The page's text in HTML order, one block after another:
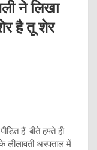
ने लिखा
है तू शेर
हैं. बीते हफ्ते ही
अस्पताल में